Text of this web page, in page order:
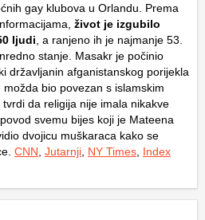
gay klubova u Orlandu. Prema
život je izgubilo
ljudi, a ranjeno ih je najmanje 53.
stanje. Masakr je počinio
državljanin afganistanskog porijekla
bio povezan s islamskim
da religija nije imala nikakve
svemu bijes koji je Mateena
dvojicu muškaraca kako se
CNN, Jutarnji, NY Times, Index